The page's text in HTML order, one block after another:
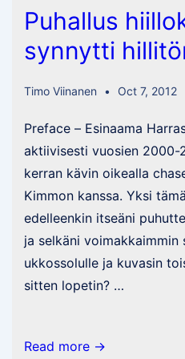
Puhallus
synnytti
Timo Viinanen Oct 7, 2012
Preface – Esinaama
aktiivisesti vuosien 2000-
kerran kävin oikealla
Kimmon kanssa. Yksi
edelleenkin itseäni
ja selkäni voimakkaimmin
ukkossolulle ja kuvasin
sitten lopetin? …
Puhallus
Read more →